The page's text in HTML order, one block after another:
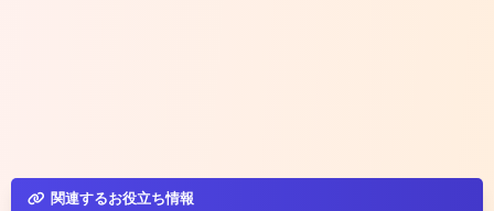
関連するお役立ち情報